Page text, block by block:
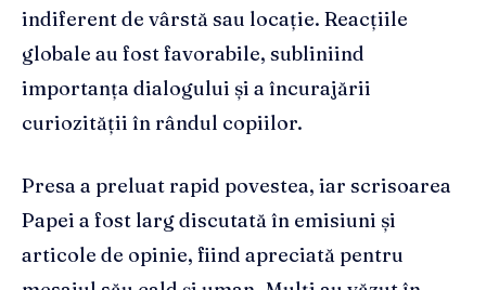
indiferent de vârstă sau locație. Reacțiile
globale au fost favorabile, subliniind
importanța dialogului și a încurajării
curiozității în rândul copiilor.
Presa a preluat rapid povestea, iar scrisoarea
Papei a fost larg discutată în emisiuni și
articole de opinie, fiind apreciată pentru